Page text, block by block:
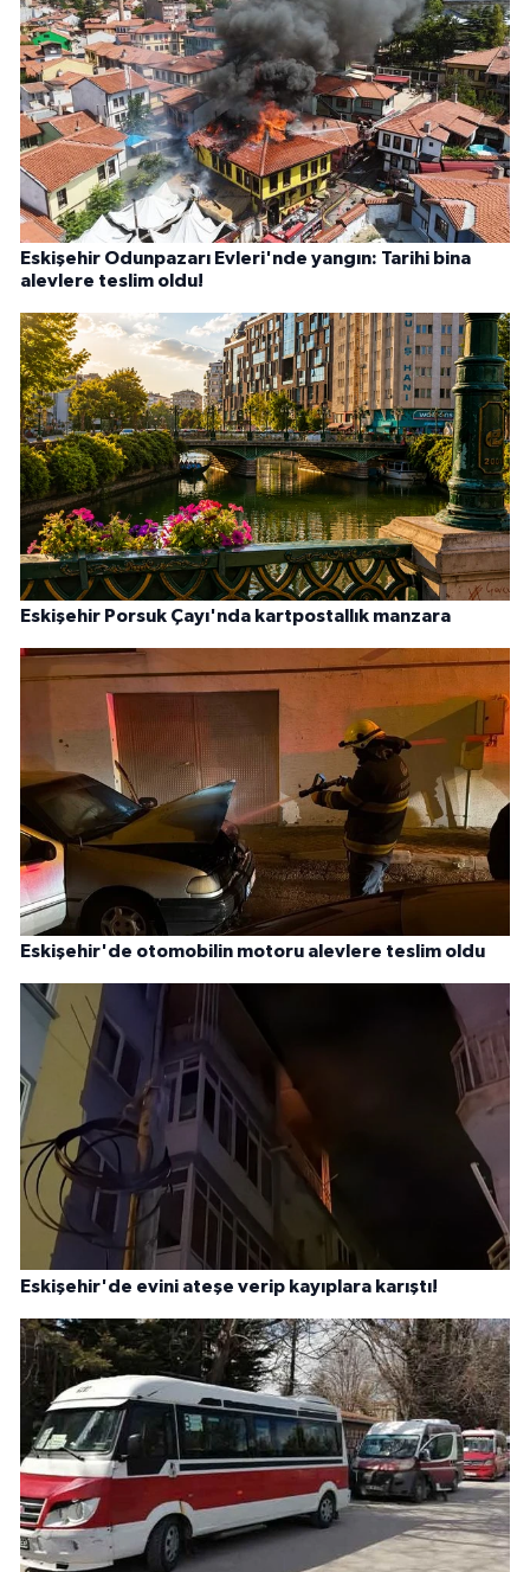
Eskişehir Odunpazarı Evleri'nde yangın: Tarihi bina
alevlere teslim oldu!
Eskişehir Porsuk Çayı'nda kartpostallık manzara
Eskişehir'de otomobilin motoru alevlere teslim oldu
Eskişehir'de evini ateşe verip kayıplara karıştı!